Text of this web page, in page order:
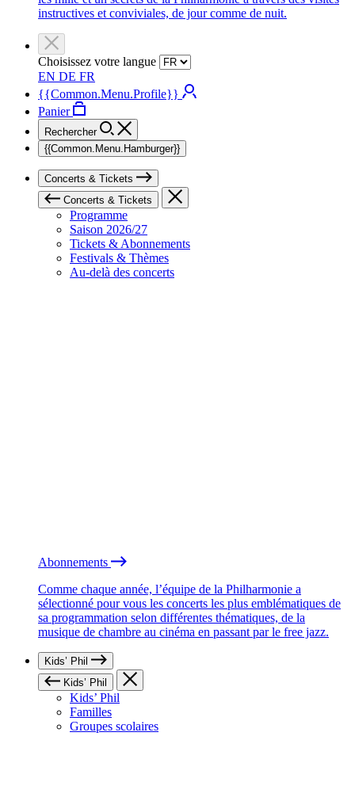
instructives et conviviales, de jour comme de nuit.
Choisissez votre langue
EN DE FR
{{Common.Menu.Profile}}
Panier
Rechercher
{{Common.Menu.Hamburger}}
Concerts & Tickets
Concerts & Tickets
Programme
Saison 2026/27
Tickets & Abonnements
Festivals & Thèmes
Au-delà des concerts
Abonnements
Comme chaque année, l’équipe de la Philharmonie a
sélectionné pour vous les concerts les plus emblématiques de
sa programmation selon différentes thématiques, de la
musique de chambre au cinéma en passant par le free jazz.
Kids’ Phil
Kids’ Phil
Kids’ Phil
Familles
Groupes scolaires